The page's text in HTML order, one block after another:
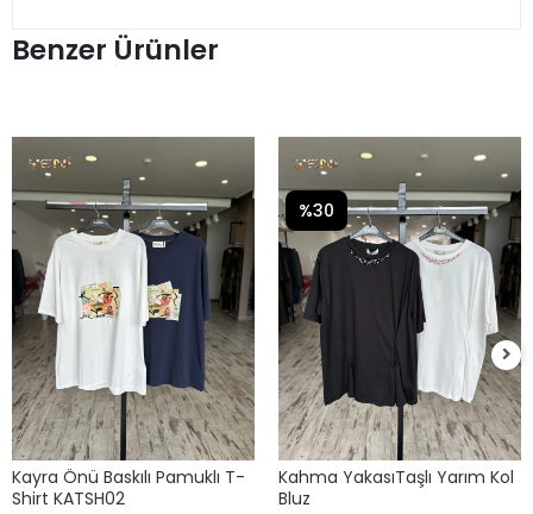
Benzer Ürünler
Kayra Önü Baskılı Pamuklı T-
Shirt KATSH02
Kahma YakasıTaşlı Yarım Kol
Bluz
%30